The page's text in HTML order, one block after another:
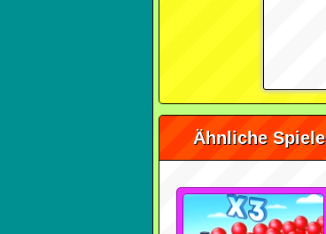
Ähnliche Spiele